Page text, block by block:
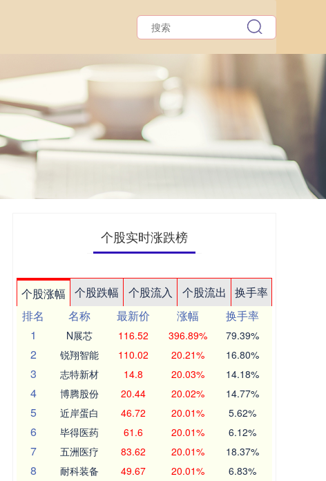
个股实时涨跌榜
个股涨幅 个股跌幅 个股流入 个股流出
换手率
排名
名称 最新价 涨幅
换手率
1
N展芯 116.52 396.89% 79.39%
2 锐翔智能 110.02 20.21% 16.80%
3 志特新材 14.8 20.03% 14.18%
4 博腾股份 20.44 20.02% 14.77%
5 近岸蛋白 46.72 20.01% 5.62%
6 毕得医药 61.6 20.01% 6.12%
7 五洲医疗 83.62 20.01% 18.37%
8 耐科装备 49.67 20.01% 6.83%